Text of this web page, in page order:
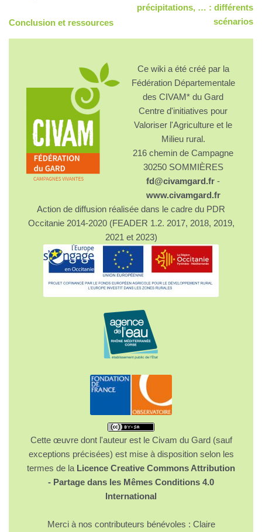
Conclusion et ressources
précipitations, … : différents
scénarios
Ce wiki a été créé par la
Fédération Départementale
des CIVAM* du Gard
Centre d'initiatives pour
Valoriser l'Agriculture et le
Milieu rural.
216 chemin de Campagne
30250 SOMMIÈRES
fd@civamgard.fr -
www.civamgard.fr
Action de diffusion réalisée dans le cadre du PDR
Occitanie 2014-2020 (FEADER 1.2. 2017, 2018, 2019,
2021 et 2023)
Cette œuvre dont l'auteur est le Civam du Gard (sauf
exceptions précisées) est mise à disposition selon les
termes de la Licence Creative Commons Attribution
- Partage dans les Mêmes Conditions 4.0
International
Merci à nos contributeurs bénévoles : Claire